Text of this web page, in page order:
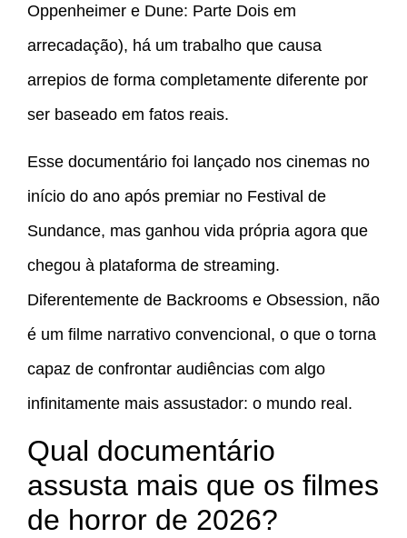
Oppenheimer e Dune: Parte Dois em
arrecadação), há um trabalho que causa
arrepios de forma completamente diferente por
ser baseado em fatos reais.
Esse documentário foi lançado nos cinemas no
início do ano após premiar no Festival de
Sundance, mas ganhou vida própria agora que
chegou à plataforma de streaming.
Diferentemente de Backrooms e Obsession, não
é um filme narrativo convencional, o que o torna
capaz de confrontar audiências com algo
infinitamente mais assustador: o mundo real.
Qual documentário
assusta mais que os filmes
de horror de 2026?